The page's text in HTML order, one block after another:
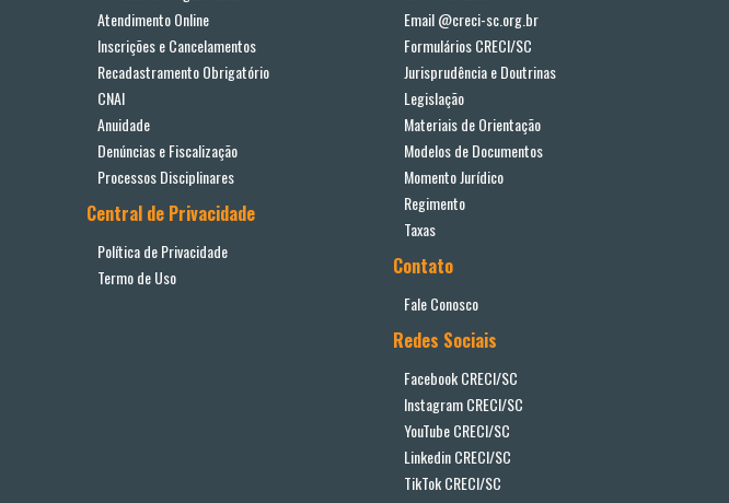
Atendimento Online
Inscrições e Cancelamentos
Recadastramento Obrigatório
CNAI
Anuidade
Denúncias e Fiscalização
Processos Disciplinares
Central de Privacidade
Política de Privacidade
Termo de Uso
Email @creci-sc.org.br
Formulários CRECI/SC
Jurisprudência e Doutrinas
Legislação
Materiais de Orientação
Modelos de Documentos
Momento Jurídico
Regimento
Taxas
Contato
Fale Conosco
Redes Sociais
Facebook CRECI/SC
Instagram CRECI/SC
YouTube CRECI/SC
Linkedin CRECI/SC
TikTok CRECI/SC